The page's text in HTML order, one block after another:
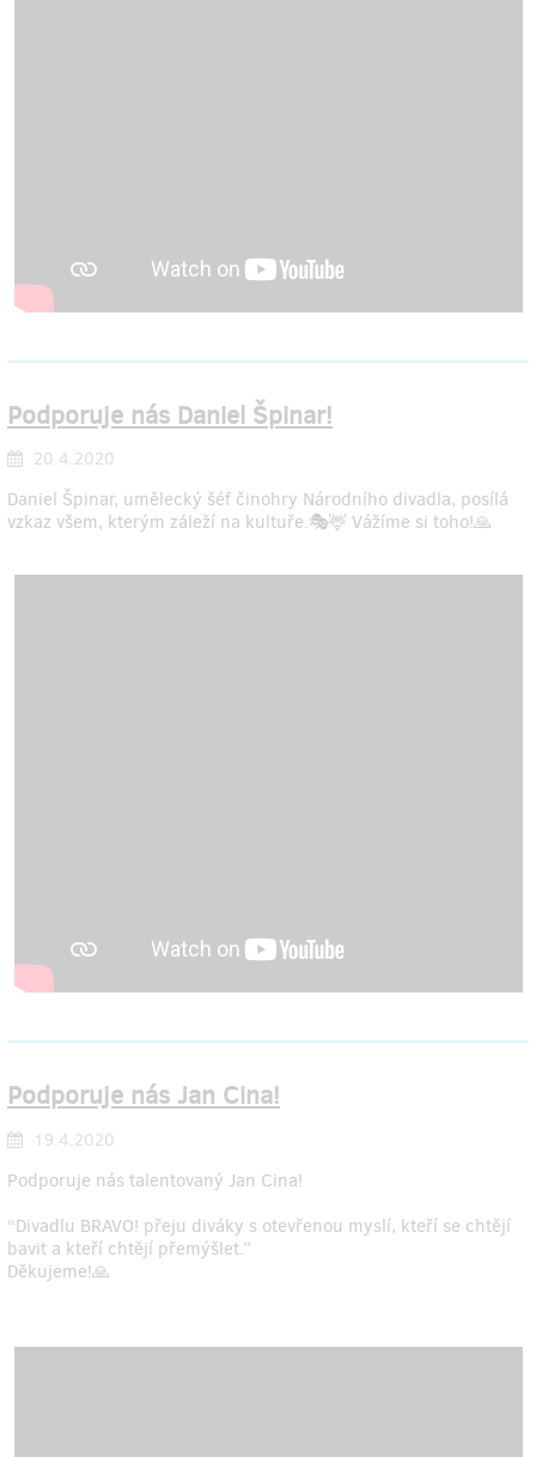
Podporuje nás Daniel Špinar!
20.4.2020
Daniel Špinar, umělecký šéf činohry Národního divadla, posílá
vzkaz všem, kterým záleží na kultuře.🎭🦌 Vážíme si toho!🙏
Podporuje nás Jan Cina!
19.4.2020
Podporuje nás talentovaný Jan Cina!
“Divadlu BRAVO! přeju diváky s otevřenou myslí, kteří se chtějí
bavit a kteří chtějí přemýšlet.”
Děkujeme!🙏